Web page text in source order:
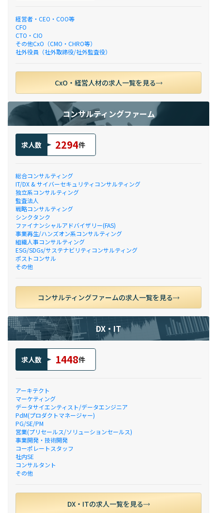
経営者・CEO・COO等
CFO
CTO・CIO
その他CxO（CMO・CHRO等）
社外役員（社外取締役/社外監査役）
CxO・経営人材の求人一覧を見る
コンサルティングファーム
求人数 2294件
総合コンサルティング
IT/DX & サイバーセキュリティコンサルティング
独立系コンサルティング
監査法人
戦略コンサルティング
シンクタンク
ファイナンシャルアドバイザリー(FAS)
事業再生/ハンズオン系コンサルティング
組織人事コンサルティング
ESG/SDGs/サステナビリティコンサルティング
ポストコンサル
その他
コンサルティングファームの求人一覧を見る
DX・IT
求人数 1448件
アーキテクト
マーケティング
データサイエンティスト/データエンジニア
PdM(プロダクトマネージャー)
PG/SE/PM
営業(プリセールス/ソリューションセールス)
事業開発・技術開発
コーポレートスタッフ
社内SE
コンサルタント
その他
DX・ITの求人一覧を見る